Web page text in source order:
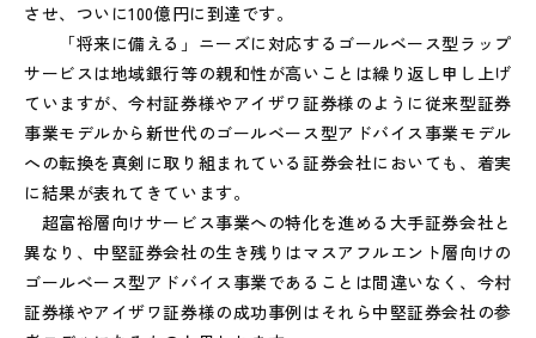
させ、ついに100億円に到達です。
「将来に備える」ニーズに対応するゴールベース型ラップ
サービスは地域銀行等の親和性が高いことは繰り返し申し上げ
ていますが、今村証券様やアイザワ証券様のように従来型証券
事業モデルから新世代のゴールベース型アドバイス事業モデル
への転換を真剣に取り組まれている証券会社においても、着実
に結果が表れてきています。
超富裕層向けサービス事業への特化を進める大手証券会社と
異なり、中堅証券会社の生き残りはマスアフルエント層向けの
ゴールベース型アドバイス事業であることは間違いなく、今村
証券様やアイザワ証券様の成功事例はそれら中堅証券会社の参